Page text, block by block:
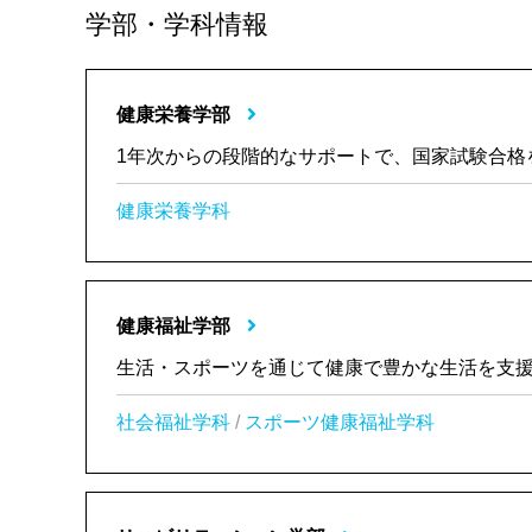
学部・学科情報
健康栄養学部
1年次からの段階的なサポートで、国家試験合格
健康栄養学科
健康福祉学部
生活・スポーツを通じて健康で豊かな生活を支
社会福祉学科 / スポーツ健康福祉学科